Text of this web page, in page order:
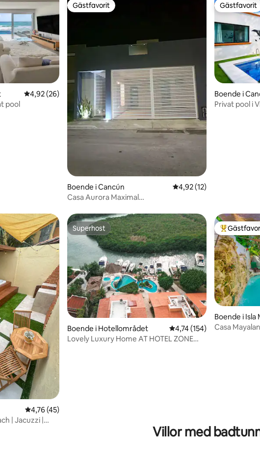
4,92 av 5 i genomsnittligt betyg, 26 omdömen
4,92 (26)
pool
Gästfavorit
Gästfavorit
Boende i Cancún 4,92 av 5 i genomsnittligt
4,92 (12)
Casa Aurora Maximal
Gästfavorit
Gästfavorit
Boende i
Privat pool i
4,76 av 5 i genomsnittligt betyg, 45 omdömen
4,76 (45)
| Jacuzzi |
Superhost
Superhost
Boende i Hotellområdet 4,74 av 5 i genomsnittligt
4,74 (154)
Lovely Luxury Home AT HOTEL ZONE
Populär
Boende i Isla
Casa
Villor med